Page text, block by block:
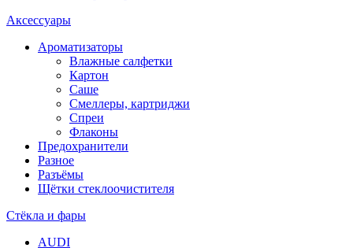
Аксессуары
Ароматизаторы
Влажные салфетки
Картон
Саше
Смеллеры, картриджи
Спреи
Флаконы
Предохранители
Разное
Разъёмы
Щётки стеклоочистителя
Стёкла и фары
AUDI